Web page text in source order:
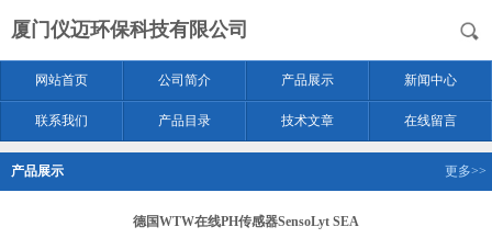
厦门仪迈环保科技有限公司
网站首页 公司简介 产品展示 新闻中心
联系我们 产品目录 技术文章 在线留言
产品展示 更多>>
德国WTW在线PH传感器SensoLyt SEA